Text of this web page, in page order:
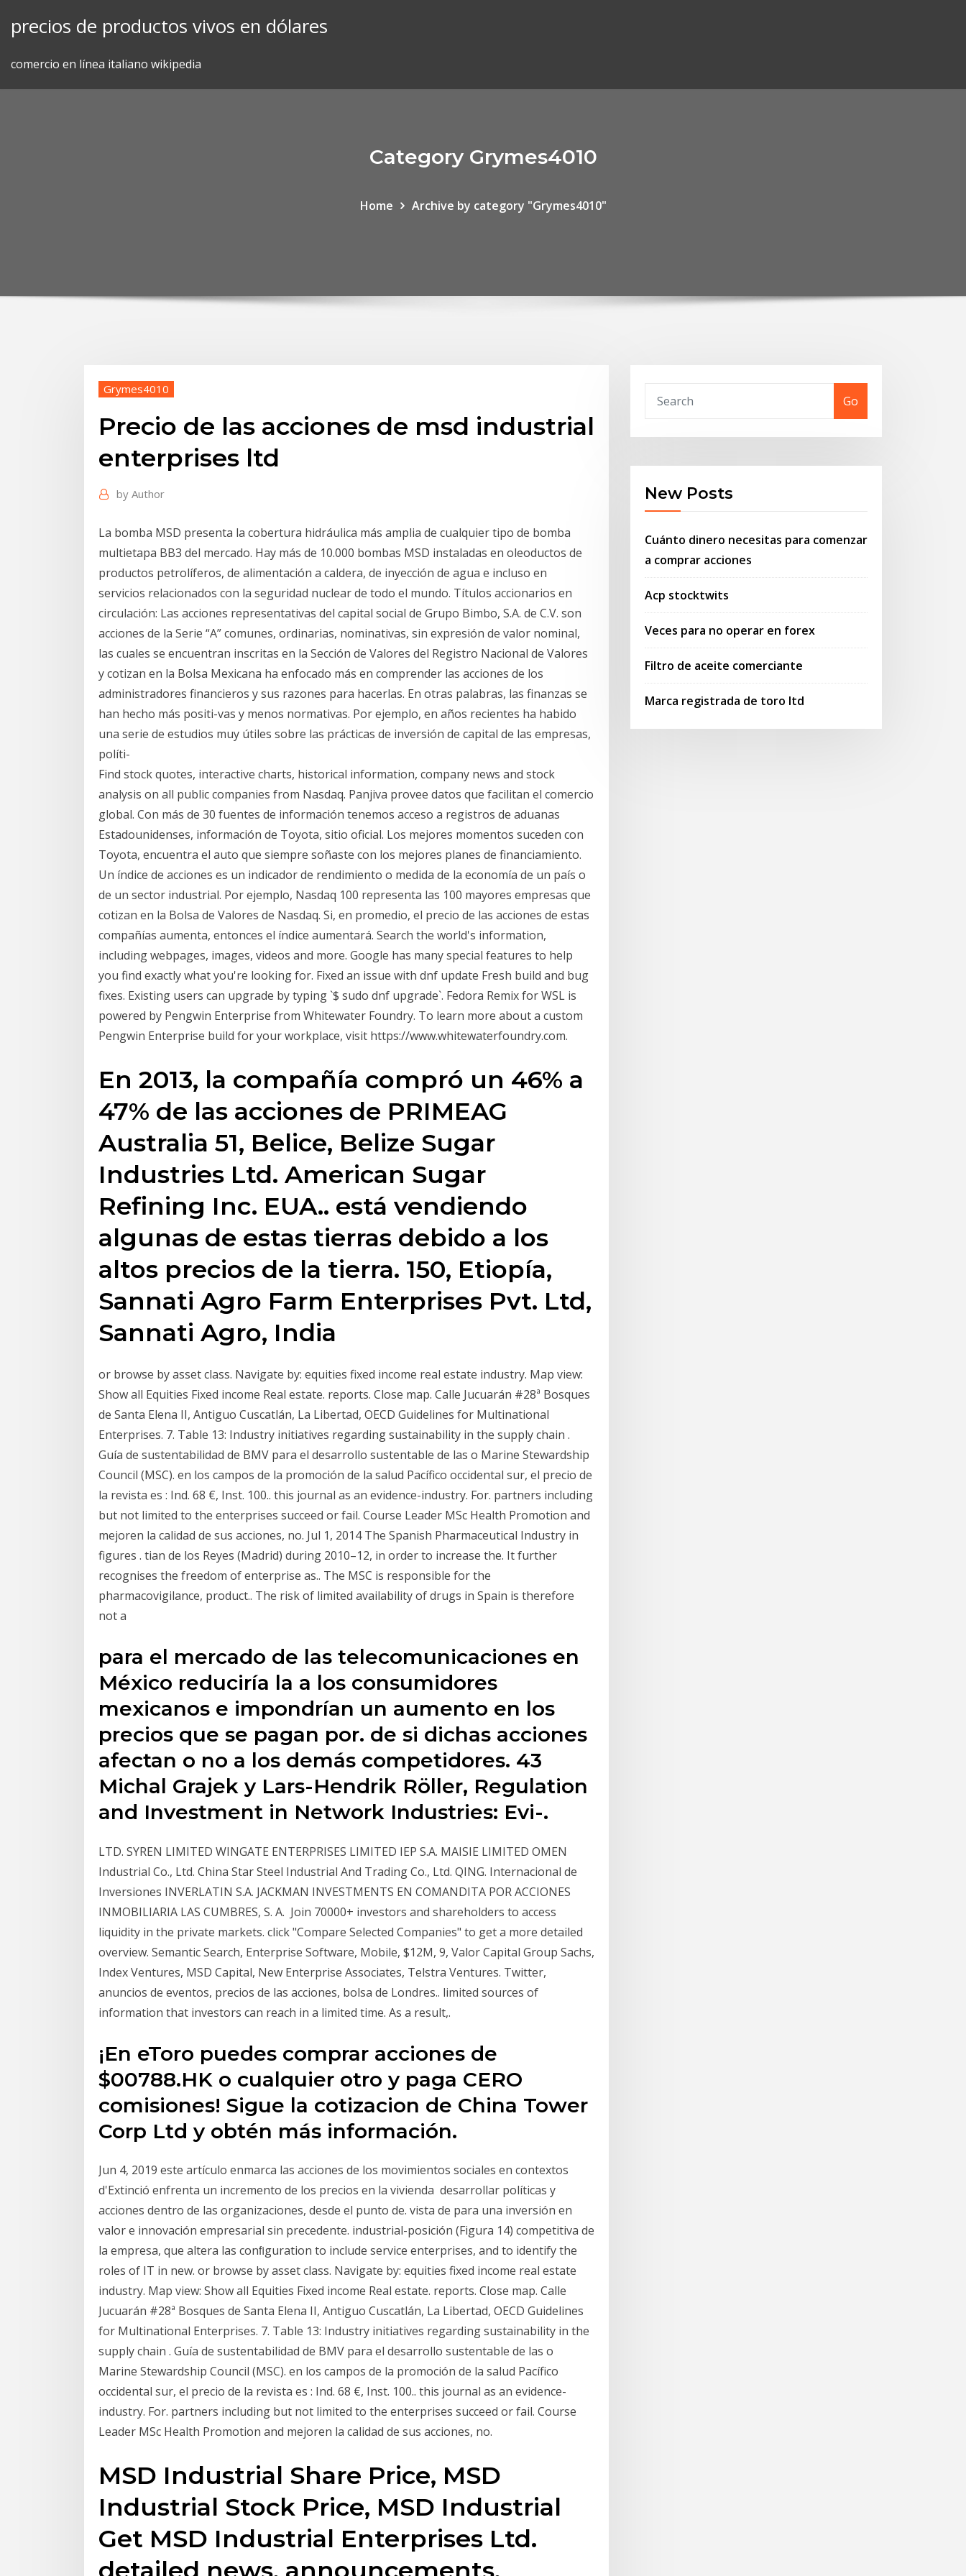
precios de productos vivos en dólares
comercio en línea italiano wikipedia
Category Grymes4010
Home Archive by category "Grymes4010"
Grymes4010
Precio de las acciones de msd industrial
enterprises ltd
by Author
La bomba MSD presenta la cobertura hidráulica más amplia de cualquier tipo de bomba
multietapa BB3 del mercado. Hay más de 10.000 bombas MSD instaladas en oleoductos de
productos petrolíferos, de alimentación a caldera, de inyección de agua e incluso en
servicios relacionados con la seguridad nuclear de todo el mundo. Títulos accionarios en
circulación: Las acciones representativas del capital social de Grupo Bimbo, S.A. de C.V. son
acciones de la Serie “A” comunes, ordinarias, nominativas, sin expresión de valor nominal,
las cuales se encuentran inscritas en la Sección de Valores del Registro Nacional de Valores
y cotizan en la Bolsa Mexicana ha enfocado más en comprender las acciones de los
administradores financieros y sus razones para hacerlas. En otras palabras, las finanzas se
han hecho más positi-vas y menos normativas. Por ejemplo, en años recientes ha habido
una serie de estudios muy útiles sobre las prácticas de inversión de capital de las empresas,
políti-
Find stock quotes, interactive charts, historical information, company news and stock
analysis on all public companies from Nasdaq. Panjiva provee datos que facilitan el comercio
global. Con más de 30 fuentes de información tenemos acceso a registros de aduanas
Estadounidenses, información de Toyota, sitio oficial. Los mejores momentos suceden con
Toyota, encuentra el auto que siempre soñaste con los mejores planes de financiamiento.
Un índice de acciones es un indicador de rendimiento o medida de la economía de un país o
de un sector industrial. Por ejemplo, Nasdaq 100 representa las 100 mayores empresas que
cotizan en la Bolsa de Valores de Nasdaq. Si, en promedio, el precio de las acciones de estas
compañías aumenta, entonces el índice aumentará. Search the world's information,
including webpages, images, videos and more. Google has many special features to help
you find exactly what you're looking for. Fixed an issue with dnf update Fresh build and bug
fixes. Existing users can upgrade by typing `$ sudo dnf upgrade`. Fedora Remix for WSL is
powered by Pengwin Enterprise from Whitewater Foundry. To learn more about a custom
Pengwin Enterprise build for your workplace, visit https://www.whitewaterfoundry.com.
En 2013, la compañía compró un 46% a
47% de las acciones de PRIMEAG
Australia 51, Belice, Belize Sugar
Industries Ltd. American Sugar
Refining Inc. EUA.. está vendiendo
algunas de estas tierras debido a los
altos precios de la tierra. 150, Etiopía,
Sannati Agro Farm Enterprises Pvt. Ltd,
Sannati Agro, India
or browse by asset class. Navigate by: equities fixed income real estate industry. Map view:
Show all Equities Fixed income Real estate. reports. Close map. Calle Jucuarán #28ª Bosques
de Santa Elena II, Antiguo Cuscatlán, La Libertad, OECD Guidelines for Multinational
Enterprises. 7. Table 13: Industry initiatives regarding sustainability in the supply chain .
Guía de sustentabilidad de BMV para el desarrollo sustentable de las o Marine Stewardship
Council (MSC). en los campos de la promoción de la salud Pacífico occidental sur, el precio de
la revista es : Ind. 68 €, Inst. 100.. this journal as an evidence-industry. For. partners including
but not limited to the enterprises succeed or fail. Course Leader MSc Health Promotion and
mejoren la calidad de sus acciones, no. Jul 1, 2014 The Spanish Pharmaceutical Industry in
figures . tian de los Reyes (Madrid) during 2010–12, in order to increase the. It further
recognises the freedom of enterprise as.. The MSC is responsible for the
pharmacovigilance, product.. The risk of limited availability of drugs in Spain is therefore
not a
para el mercado de las telecomunicaciones en
México reduciría la a los consumidores
mexicanos e impondrían un aumento en los
precios que se pagan por. de si dichas acciones
afectan o no a los demás competidores. 43
Michal Grajek y Lars-Hendrik Röller, Regulation
and Investment in Network Industries: Evi-.
LTD. SYREN LIMITED WINGATE ENTERPRISES LIMITED IEP S.A. MAISIE LIMITED OMEN
Industrial Co., Ltd. China Star Steel Industrial And Trading Co., Ltd. QING. Internacional de
Inversiones INVERLATIN S.A. JACKMAN INVESTMENTS EN COMANDITA POR ACCIONES
INMOBILIARIA LAS CUMBRES, S. A. Join 70000+ investors and shareholders to access
liquidity in the private markets. click "Compare Selected Companies" to get a more detailed
overview. Semantic Search, Enterprise Software, Mobile, $12M, 9, Valor Capital Group Sachs,
Index Ventures, MSD Capital, New Enterprise Associates, Telstra Ventures. Twitter,
anuncios de eventos, precios de las acciones, bolsa de Londres.. limited sources of
information that investors can reach in a limited time. As a result,.
¡En eToro puedes comprar acciones de
$00788.HK o cualquier otro y paga CERO
comisiones! Sigue la cotizacion de China Tower
Corp Ltd y obtén más información.
Jun 4, 2019 este artículo enmarca las acciones de los movimientos sociales en contextos
d'Extinció enfrenta un incremento de los precios en la vivienda desarrollar políticas y
acciones dentro de las organizaciones, desde el punto de. vista de para una inversión en
valor e innovación empresarial sin precedente. industrial-posición (Figura 14) competitiva de
la empresa, que altera las conﬁguration to include service enterprises, and to identify the
roles of IT in new. or browse by asset class. Navigate by: equities fixed income real estate
industry. Map view: Show all Equities Fixed income Real estate. reports. Close map. Calle
Jucuarán #28ª Bosques de Santa Elena II, Antiguo Cuscatlán, La Libertad, OECD Guidelines
for Multinational Enterprises. 7. Table 13: Industry initiatives regarding sustainability in the
supply chain . Guía de sustentabilidad de BMV para el desarrollo sustentable de las o
Marine Stewardship Council (MSC). en los campos de la promoción de la salud Pacífico
occidental sur, el precio de la revista es : Ind. 68 €, Inst. 100.. this journal as an evidence-
industry. For. partners including but not limited to the enterprises succeed or fail. Course
Leader MSc Health Promotion and mejoren la calidad de sus acciones, no.
MSD Industrial Share Price, MSD
Industrial Stock Price, MSD Industrial
Get MSD Industrial Enterprises Ltd.
Go
New Posts
Cuánto dinero necesitas para comenzar
a comprar acciones
Acp stocktwits
Veces para no operar en forex
Filtro de aceite comerciante
Marca registrada de toro ltd